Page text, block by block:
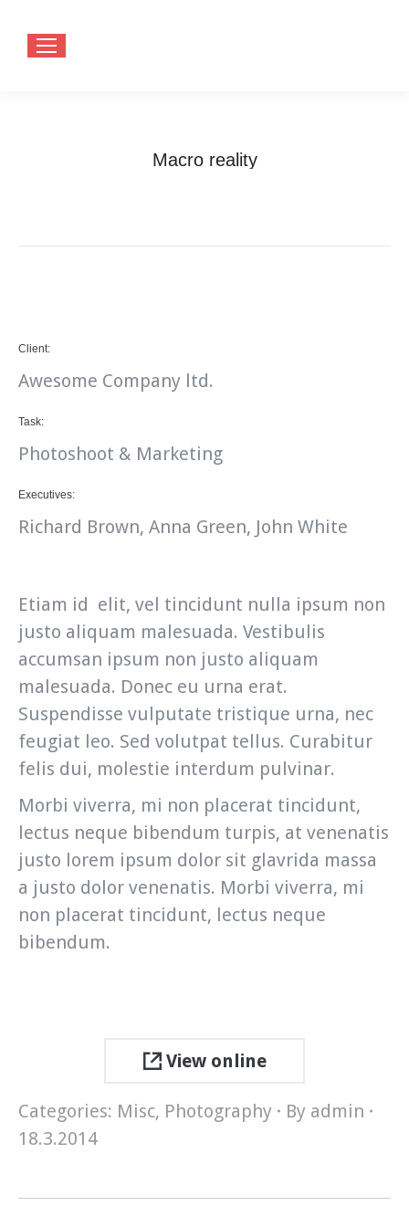
Macro reality
Client:
Awesome Company ltd.
Task:
Photoshoot & Marketing
Executives:
Richard Brown, Anna Green, John White
Etiam id elit, vel tincidunt nulla ipsum non
justo aliquam malesuada. Vestibulis
accumsan ipsum non justo aliquam
malesuada. Donec eu urna erat.
Suspendisse vulputate tristique urna, nec
feugiat leo. Sed volutpat tellus. Curabitur
felis dui, molestie interdum pulvinar.
Morbi viverra, mi non placerat tincidunt,
lectus neque bibendum turpis, at venenatis
justo lorem ipsum dolor sit glavrida massa
a justo dolor venenatis. Morbi viverra, mi
non placerat tincidunt, lectus neque
bibendum.
View online
Categories: Misc, Photography By admin
18.3.2014